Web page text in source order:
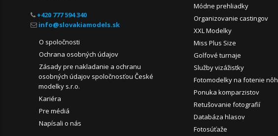
+420 777 594 340
O spoločnosti
Ochrana osobných údajov
Zásady pre nakladanie a ochranu
osobných údajov spoločnosťou České
modelky s.r.o.
Kariéra
Pre médiá
Napísali o nás
Módne prehliadky
Organizovanie castingov
XXL Modelky
Miss Plus Size
Golfové turnaje
Služby vizážistky
Fotomodelky na fotenie nôh
Ponuka komparzistov
Retušovanie fotografií
Databáza hlasov
Fotosúťaže